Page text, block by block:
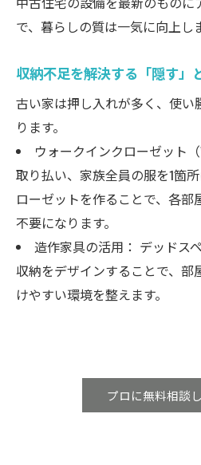
で、暮らしの質は一気に向上し
収納不足を解決する「隠す」
古い家は押し入れが多く、使い
ります。
ウォークインクローゼット
取り払い、家族全員の服を1箇
ローゼットを作ることで、各部
不要になります。
造作家具の活用： デッドス
収納をデザインすることで、部
けやすい環境を整えます。
プロに無料相談